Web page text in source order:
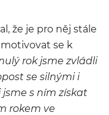
že je pro něj stále
motivovat se k
rok jsme zvládli
se silnými i
s ním získat
rokem ve